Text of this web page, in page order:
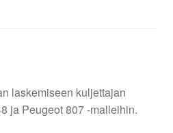
laskemiseen kuljettajan
ja Peugeot 807 -malleihin.